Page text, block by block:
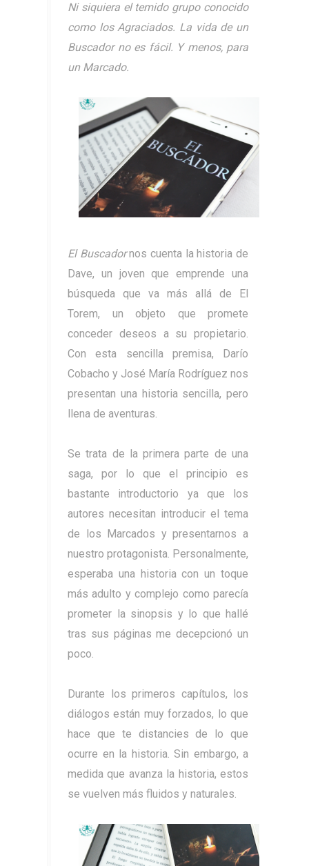
Ni siquiera el temido grupo conocido
como los Agraciados. La vida de un
Buscador no es fácil. Y menos, para
un Marcado.
El Buscadornos cuenta la historia de
Dave, un joven que emprende una
búsqueda que va más allá de El
Torem, un objeto que promete
conceder deseos a su propietario.
Con esta sencilla premisa, Darío
Cobacho y José María Rodríguez nos
presentan una historia sencilla, pero
llena de aventuras.
Se trata de la primera parte de una
saga, por lo que el principio es
bastante introductorio ya que los
autores necesitan introducir el tema
de los Marcados y presentarnos a
nuestro protagonista. Personalmente,
esperaba una historia con un toque
más adulto y complejo como parecía
prometer la sinopsis y lo que hallé
tras sus páginas me decepcionó un
poco.
Durante los primeros capítulos, los
diálogos están muy forzados, lo que
hace que te distancies de lo que
ocurre en la historia. Sin embargo, a
medida que avanza la historia, estos
se vuelven más fluidos y naturales.